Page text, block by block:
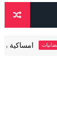
/ 1445 قطر